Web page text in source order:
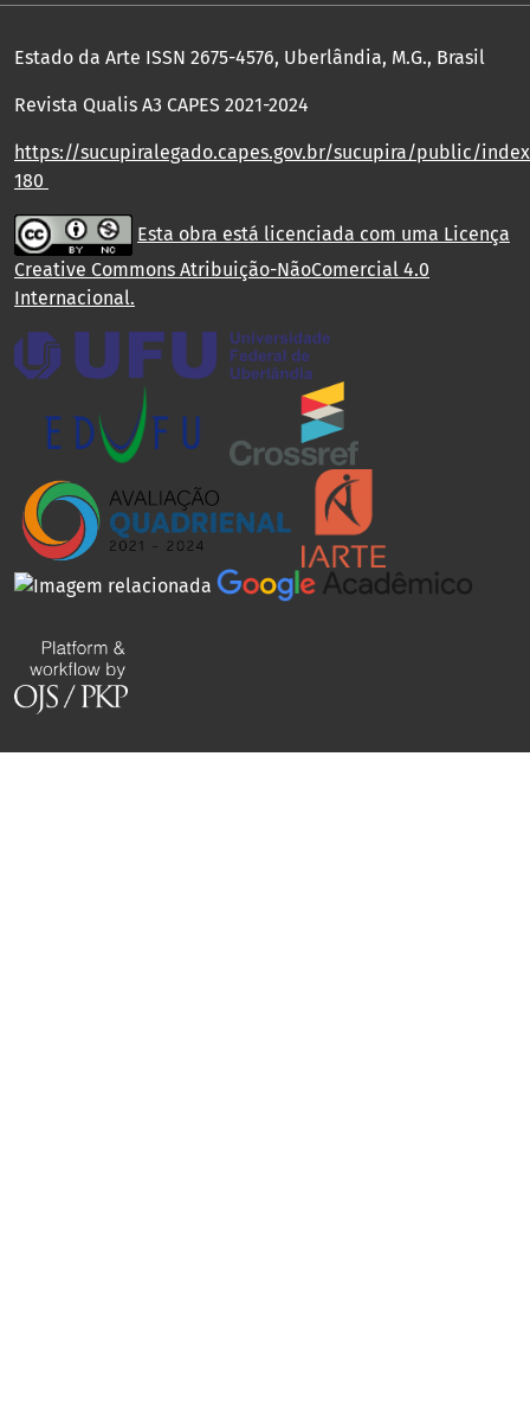
Estado da Arte ISSN 2675-4576, Uberlândia, M.G., Brasil
Revista Qualis A3 CAPES 2021-2024
https://sucupiralegado.capes.gov.br/sucupira/public/
180
Esta obra está licenciada com uma Licença
Creative Commons Atribuição-NãoComercial 4.0
Internacional.